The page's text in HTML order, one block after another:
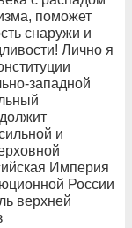
поможет
снаружи и
Лично я
западной
и
Империя
России
верхней